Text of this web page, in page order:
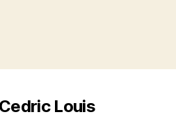
Cedric Louis